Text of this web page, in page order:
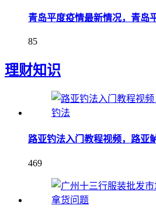
青岛平度疫情最新情况，青岛
85
理财知识
路亚钓法入门教程视频，路亚
469